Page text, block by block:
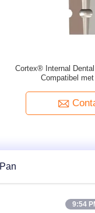
Cortex® Internal
Compatibel
Pan
9:54